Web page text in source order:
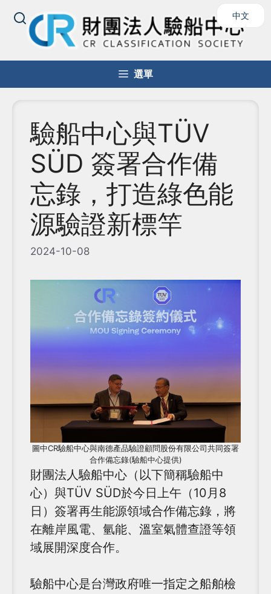
容
中文
選單
驗船中心與TÜV
SÜD 簽署合作備
忘錄，打造綠色能
源驗證新標竿
2024-10-08
圖中CR驗船中心與南德產品驗證顧問股份有限公司共同簽署
合作備忘錄(驗船中心提供)
財團法人驗船中心（以下簡稱驗船中
心）與TÜV SÜD於今日上午（10月8
日）簽署再生能源領域合作備忘錄，將
在離岸風電、氫能、溫室氣體查證等領
域展開深度合作。
驗船中心是台灣政府唯一指定之船舶檢